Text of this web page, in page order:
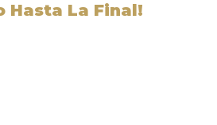
Hasta La Final!